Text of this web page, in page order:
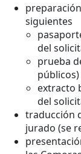
siguientes
del
prueba
públicos)
extracto
del
traducción
jurado (se